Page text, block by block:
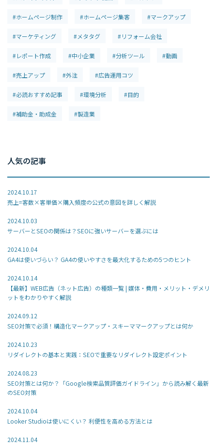
#ホームページ制作 #ホームページ集客 #マークアップ
#マーケティング #メタタグ #リフォーム会社
#レポート作成 #中小企業 #分析ツール #動画
#売上アップ #外注 #広告運用コツ
#必読おすすめ記事 #環境分析 #目的
#補助金・助成金 #製造業
人気の記事
2024.10.17
売上=客数×客単価×購入頻度の公式の意図を詳しく解説
2024.10.03
サーバーとSEOの関係は？SEOに強いサーバーを選ぶには
2024.10.04
GA4は使いづらい？ GA4の使いやすさを最大化するための5つのヒント
2024.10.14
【最新】WEB広告（ネット広告）の種類一覧 | 媒体・費用・メリット・デメリ
ットをわかりやすく解説
2024.09.12
SEO対策で必須！構造化マークアップ・スキーママークアップとは何か
2024.10.23
リダイレクトの基本と実践：SEOで重要なリダイレクト設定ポイント
2024.08.23
SEO対策とは何か？「Google検索品質評価ガイドライン」から読み解く最新
のSEO対策
2024.10.04
Looker Studioは使いにくい？ 利便性を高める方法とは
2024.11.04